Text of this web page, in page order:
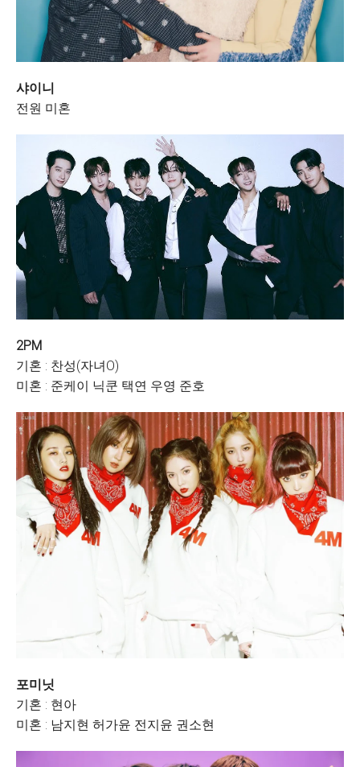
샤이니
전원 미혼
2PM
기혼 : 찬성(자녀O)
미혼 : 준케이 닉쿤 택연 우영 준호
포미닛
기혼 : 현아
미혼 : 남지현 허가윤 전지윤 권소현